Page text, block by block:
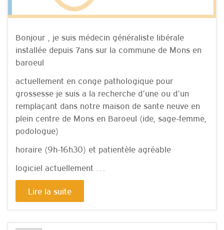
Bonjour , je suis médecin généraliste libérale
installée depuis 7ans sur la commune de Mons en
baroeul
actuellement en conge pathologique pour
grossesse je suis a la recherche d’une ou d’un
remplaçant dans notre maison de sante neuve en
plein centre de Mons en Baroeul (ide, sage-femme,
podologue)
horaire (9h-16h30) et patientèle agréable
logiciel actuellement …
Lire la suite